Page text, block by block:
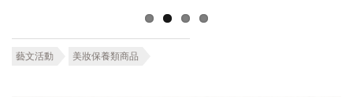
藝文活動 美妝保養類商品